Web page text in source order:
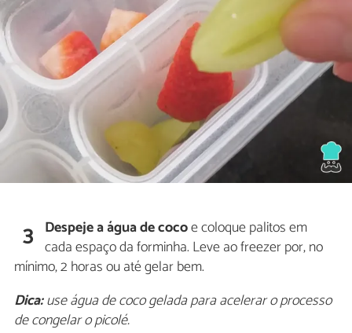
3 Despeje a água de cocoe coloque palitos em
cada espaço da forminha. Leve ao freezer por, no
mínimo, 2 horas ou até gelar bem.
Dica:use água de coco gelada para acelerar o processo
de congelar o picolé.